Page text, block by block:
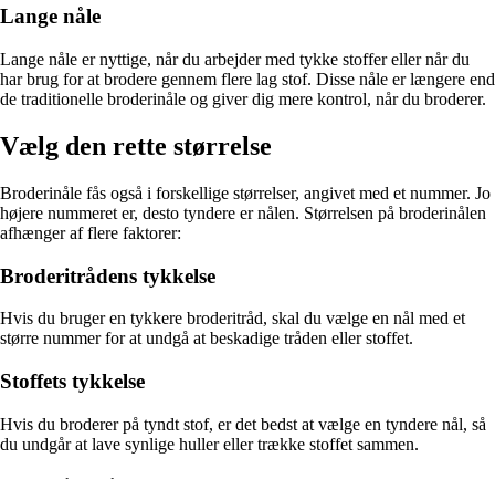
Lange nåle
Lange nåle er nyttige, når du arbejder med tykke stoffer eller når du
har brug for at brodere gennem flere lag stof. Disse nåle er længere end
de traditionelle broderinåle og giver dig mere kontrol, når du broderer.
Vælg den rette størrelse
Broderinåle fås også i forskellige størrelser, angivet med et nummer. Jo
højere nummeret er, desto tyndere er nålen. Størrelsen på broderinålen
afhænger af flere faktorer:
Broderitrådens tykkelse
Hvis du bruger en tykkere broderitråd, skal du vælge en nål med et
større nummer for at undgå at beskadige tråden eller stoffet.
Stoffets tykkelse
Hvis du broderer på tyndt stof, er det bedst at vælge en tyndere nål, så
du undgår at lave synlige huller eller trække stoffet sammen.